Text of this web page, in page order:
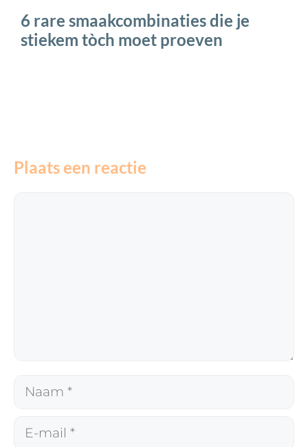
6 rare smaakcombinaties die je
stiekem tòch moet proeven
Plaats een reactie
Naam
E-